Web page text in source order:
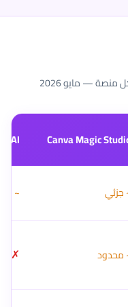
— مايو 2026
Canva Magic
AI
جزئي ~
محدود ✗